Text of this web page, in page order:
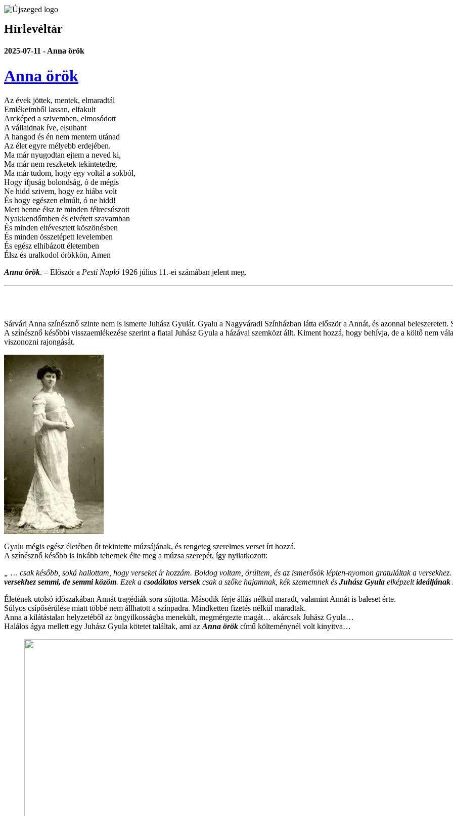
Hírlevéltár
2025-07-11 - Anna örök
Anna örök
Az évek jöttek, mentek, elmaradtál
Emlékeimből lassan, elfakult
Arcképed a szivemben, elmosódott
A vállaidnak íve, elsuhant
A hangod és én nem mentem utánad
Az élet egyre mélyebb erdejében.
Ma már nyugodtan ejtem a neved ki,
Ma már nem reszketek tekintetedre,
Ma már tudom, hogy egy voltál a sokból,
Hogy ifjuság bolondság, ó de mégis
Ne hidd szivem, hogy ez hiába volt
És hogy egészen elmúlt, ó ne hidd!
Mert benne élsz te minden félrecsúszott
Nyakkendőmben és elvétett szavamban
És minden eltévesztett köszönésben
És minden összetépett levelemben
És egész elhibázott életemben
Élsz és uralkodol örökkön, Amen
Anna örök. – Először a Pesti Napló 1926 július 11.-ei számában jelent meg.
Sárvári Anna színésznő szinte nem is ismerte Juhász Gyulát. Gyalu a Nagyváradi Színházban látta először a Annát, és azonnal
A színésznő későbbi visszaemlékezése szerint a fiatal Juhász Gyula a házával szemközt állt. Kiment hozzá, hogy behívja, de a költő nem
viszonozni rajongását.
Gyalu mégis egész életében őt tekintette múzsájának, és rengeteg szerelmes verset írt hozzá.
A színésznő később is inkább tehernek élte meg a múzsa szerepét, így nyilatkozott:
„ … csak később, soká hallottam, hogy verseket ír hozzám. Boldog voltam, örültem, és az ismerősök lépten-nyomon gratuláltak a
versekhez semmi, de semmi közöm. Ezek a csodálatos versek csak a szőke hajamnak, kék szememnek és Juhász Gyula elképzeltideáljának
Életének utolsó időszakában Annát tragédiák sora sújtotta. Második férje állás nélkül maradt, valamint Annát is baleset érte.
Súlyos csípősérülése miatt többé nem állhatott a színpadra. Mindketten fizetés nélkül maradtak.
Anna a kilátástalan helyzetéből az öngyilkosságba menekült, megmérgezte magát… akárcsak Juhász Gyula…
Halálos ágya mellett egy Juhász Gyula kötetet találtak, ami az Anna örök című költeménynél volt kinyitva…